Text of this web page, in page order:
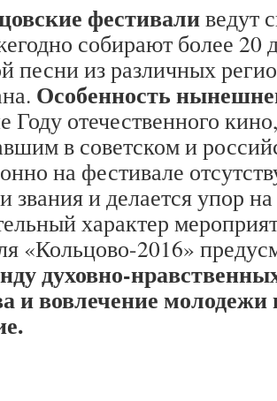
фестиваливедут
собирают более 20
песни из различных
Особенность
Году отечественного
в советском и
на фестивале
звания и делается упор
характер
«Кольцово-2016»
духовно-
и вовлечение молодежи